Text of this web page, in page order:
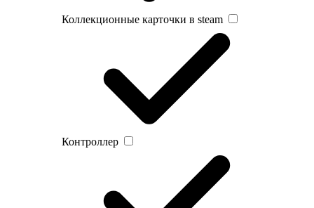
Коллекционные карточки в steam
Контроллер